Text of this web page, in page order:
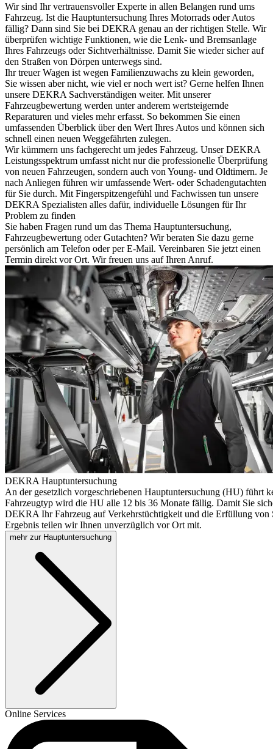
Wir sind Ihr vertrauensvoller Experte in allen Belangen rund ums
Fahrzeug. Ist die Hauptuntersuchung Ihres Motorrads oder Autos
fällig? Dann sind Sie bei DEKRA genau an der richtigen Stelle. Wir
überprüfen wichtige Funktionen, wie die Lenk- und Bremsanlage
Ihres Fahrzeugs oder Sichtverhältnisse. Damit Sie wieder sicher auf
den Straßen von Dörpen unterwegs sind.
Ihr treuer Wagen ist wegen Familienzuwachs zu klein geworden,
Sie wissen aber nicht, wie viel er noch wert ist? Gerne helfen Ihnen
unsere DEKRA Sachverständigen weiter. Mit unserer
Fahrzeugbewertung werden unter anderem wertsteigernde
Reparaturen und vieles mehr erfasst. So bekommen Sie einen
umfassenden Überblick über den Wert Ihres Autos und können sich
schnell einen neuen Weggefährten zulegen.
Wir kümmern uns fachgerecht um jedes Fahrzeug. Unser DEKRA
Leistungsspektrum umfasst nicht nur die professionelle Überprüfung
von neuen Fahrzeugen, sondern auch von Young- und Oldtimern. Je
nach Anliegen führen wir umfassende Wert- oder Schadengutachten
für Sie durch. Mit Fingerspitzengefühl und Fachwissen tun unsere
DEKRA Spezialisten alles dafür, individuelle Lösungen für Ihr
Problem zu finden
Sie haben Fragen rund um das Thema Hauptuntersuchung,
Fahrzeugbewertung oder Gutachten? Wir beraten Sie dazu gerne
persönlich am Telefon oder per E-Mail. Vereinbaren Sie jetzt einen
Termin direkt vor Ort. Wir freuen uns auf Ihren Anruf.
DEKRA Hauptuntersuchung
An der gesetzlich vorgeschriebenen Hauptuntersuchung (HU) führt
Fahrzeugtyp wird die HU alle 12 bis 36 Monate fällig. Damit Sie
DEKRA Ihr Fahrzeug auf Verkehrstüchtigkeit und die Erfüllung von
Ergebnis teilen wir Ihnen unverzüglich vor Ort mit.
mehr zur Hauptuntersuchung
Online Services